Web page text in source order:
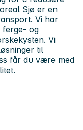
Sjø er en
Vi har
ferge- og
Vi
til
får du være med